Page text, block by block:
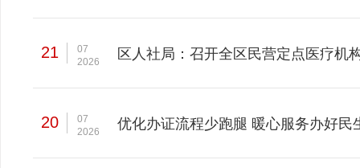
21
07
2026
区人社局：召开全区民营定点医疗机
20
07
2026
优化办证流程少跑腿 暖心服务办好